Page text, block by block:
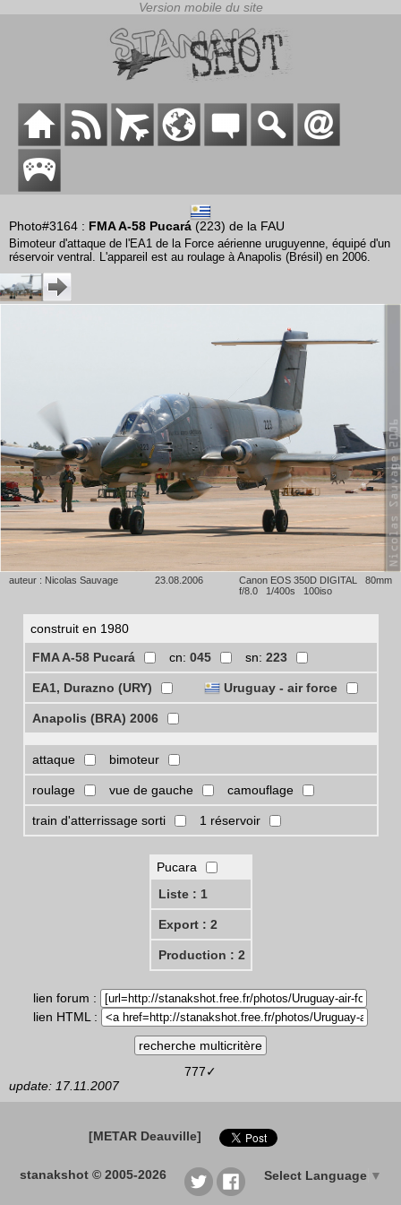
Photo#3164 : FMA A-58 Pucará (223) de la FAU
Bimoteur d'attaque de l'EA1 de la Force aérienne uruguyenne, équipé d'un
réservoir ventral. L'appareil est au roulage à Anapolis (Brésil) en 2006.
auteur : Nicolas Sauvage 23.08.2006
Canon EOS 350D DIGITAL 80mm
f/8.0 1/400s 100iso
construit en 1980
FMA A-58 Pucará
cn: 045 sn: 223
EA1, Durazno (URY) Uruguay - air force
Anapolis (BRA) 2006
attaque bimoteur
roulage vue de gauche camouflage
train d'atterrissage sorti 1 réservoir
Pucara
Liste : 1
Export : 2
Production : 2
lien forum :
lien HTML :
777✓
update: 17.11.2007
[METAR Deauville]
stanakshot © 2005-2026 Select Language ▼